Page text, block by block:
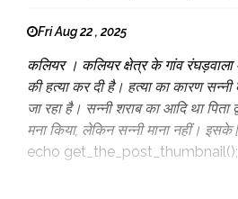
Fri Aug 22 , 2025
कलियर । कलियर क्षेत्र के गांव रंघड़वाला
की हत्या कर दी है। हत्या का कारण सन्नी के
जा रहा है। सन्नी शराब का आदि था पिता
मना किया, लेकिन सन्नी माना नहीं। इसके
echo get_the_post_thumbnail();